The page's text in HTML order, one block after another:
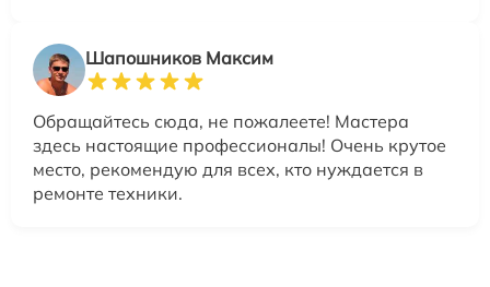
Шапошников Максим
Обращайтесь сюда, не пожалеете! Мастера
здесь настоящие профессионалы! Очень крутое
место, рекомендую для всех, кто нуждается в
ремонте техники.